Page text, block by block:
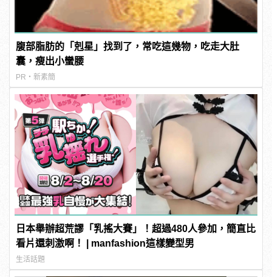
腹部脂肪的「剋星」找到了，常吃這幾物，吃走大肚
囊，瘦出小蠻腰
PR・新素簡
日本舉辦超荒謬「乳搖大賽」！超過480人參加，簡直比
看片還刺激啊！ | manfashion這樣變型男
生活話題